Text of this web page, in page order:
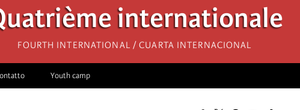
internationale
Fourth International / Cuarta Internacional
Youth camp